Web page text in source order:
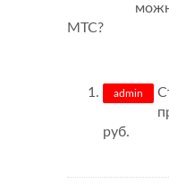
МТС?
admin
руб.